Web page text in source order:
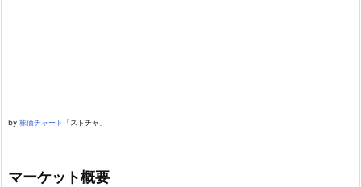
by 株価チャート 「ストチャ」
マーケット概要